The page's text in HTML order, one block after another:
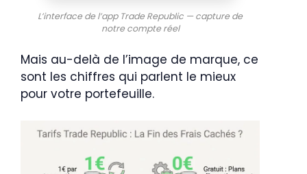
L’interface de l’app Trade Republic — capture de
notre compte réel
Mais au-delà de l’image de marque, ce
sont les chiffres qui parlent le mieux
pour votre portefeuille.